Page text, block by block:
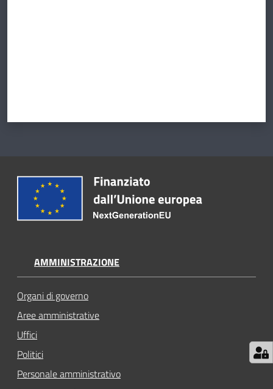
AMMINISTRAZIONE
Organi di governo
Aree amministrative
Uffici
Politici
Personale amministrativo